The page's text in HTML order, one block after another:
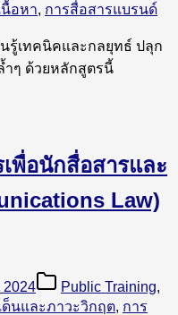
นื้อหา, การสื่อสารแบรนด์
รู้เทคนิคและกลยุทธ์ ปลุก
ำๆ ด้วยหลักสูตรนี้
พื่อนักสื่อสารและ
Law)
2024 Public Training,
ด็นและภาวะวิกฤต, การ